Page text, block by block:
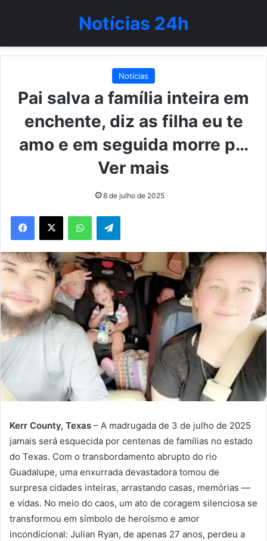
Notícias 24h
Notícias
Pai salva a família inteira em
enchente, diz as filha eu te
amo e em seguida morre p…
Ver mais
8 de julho de 2025
WhatsAppTelegram
Kerr County, Texas – A madrugada de 3 de julho de 2025
jamais será esquecida por centenas de famílias no estado
do Texas. Com o transbordamento abrupto do rio
Guadalupe, uma enxurrada devastadora tomou de
surpresa cidades inteiras, arrastando casas, memórias —
e vidas. No meio do caos, um ato de coragem silenciosa se
transformou em símbolo de heroísmo e amor
incondicional: Julian Ryan, de apenas 27 anos, perdeu a